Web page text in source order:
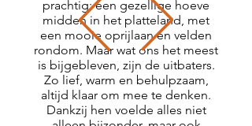
prachtig: een gezellige hoeve
midden in het platteland, met
een mooie oprijlaan en velden
rondom. Maar wat ons het meest
is bijgebleven, zijn de uitbaters.
Zo lief, warm en behulpzaam,
altijd klaar om mee te denken.
Dankzij hen voelde alles niet